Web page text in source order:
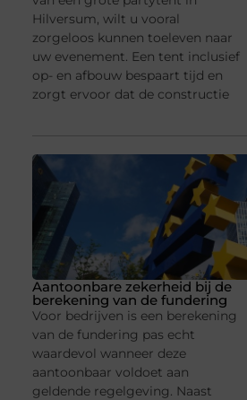
Hilversum, wilt u vooral
zorgeloos kunnen toeleven naar
uw evenement. Een tent inclusief
op- en afbouw bespaart tijd en
zorgt ervoor dat de constructie
Aantoonbare zekerheid bij de
berekening van de fundering
Voor bedrijven is een berekening
van de fundering pas echt
waardevol wanneer deze
aantoonbaar voldoet aan
geldende regelgeving. Naast